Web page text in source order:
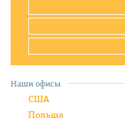
Наши офисы
США
Польша